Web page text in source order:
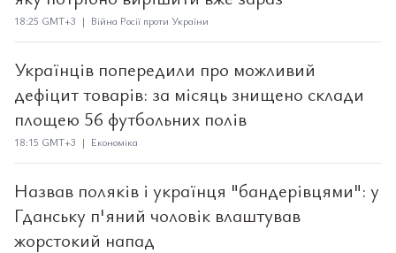
18:25 GMT+3 | Війна Росії проти України
Українців попередили про можливий
дефіцит товарів: за місяць знищено склади
площею 56 футбольних полів
18:15 GMT+3 | Економіка
Назвав поляків і українця "бандерівцями": у
Гданську п'яний чоловік влаштував
жорстокий напад